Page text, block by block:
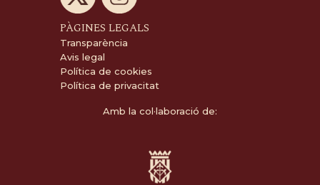
PÀGINES LEGALS
Transparència
Avis legal
Política de cookies
Política de privacitat
Amb la col·laboració de: